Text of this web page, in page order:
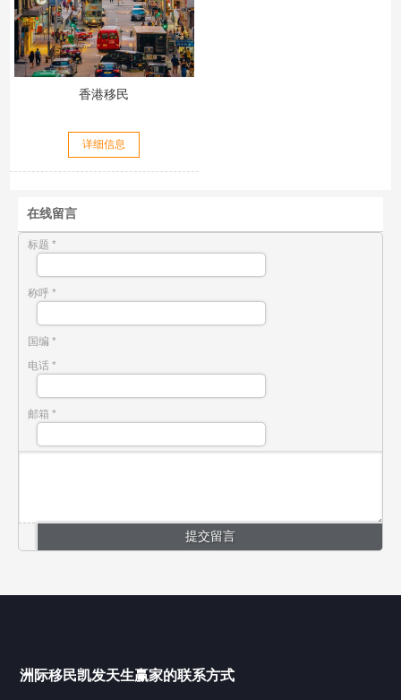
香港移民
详细信息
在线留言
标题 *
称呼 *
国编 *
电话 *
邮箱 *
移民项目
洲际移民凯发天生赢家的联系方式